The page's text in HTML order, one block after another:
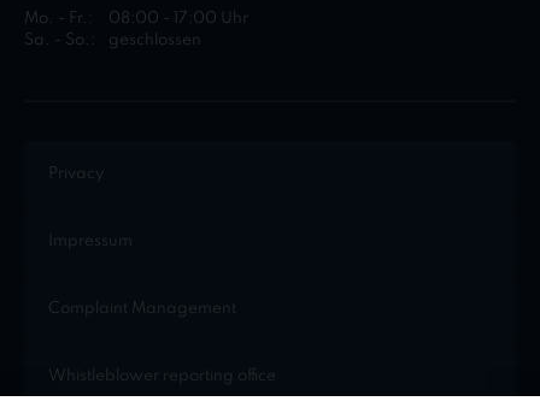
Mo. - Fr.:
08:00 - 17:00 Uhr
Sa. - So.:
geschlossen
Privacy
Impressum
Complaint Management
Whistleblower reporting office